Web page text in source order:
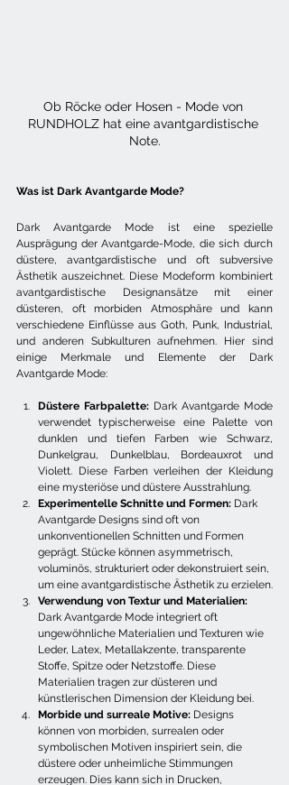
Ob Röcke oder Hosen - Mode von
RUNDHOLZ hat eine avantgardistische
Note.
Was ist Dark Avantgarde Mode?
Dark Avantgarde Mode ist eine spezielle
Ausprägung der Avantgarde-Mode, die sich durch
düstere, avantgardistische und oft subversive
Ästhetik auszeichnet. Diese Modeform kombiniert
avantgardistische Designansätze mit einer
düsteren, oft morbiden Atmosphäre und kann
verschiedene Einflüsse aus Goth, Punk, Industrial,
und anderen Subkulturen aufnehmen. Hier sind
einige Merkmale und Elemente der Dark
Avantgarde Mode:
Düstere Farbpalette: Dark Avantgarde Mode
verwendet typischerweise eine Palette von
dunklen und tiefen Farben wie Schwarz,
Dunkelgrau, Dunkelblau, Bordeauxrot und
Violett. Diese Farben verleihen der Kleidung
eine mysteriöse und düstere Ausstrahlung.
Experimentelle Schnitte und Formen: Dark
Avantgarde Designs sind oft von
unkonventionellen Schnitten und Formen
geprägt. Stücke können asymmetrisch,
voluminös, strukturiert oder dekonstruiert sein,
um eine avantgardistische Ästhetik zu erzielen.
Verwendung von Textur und Materialien:
Dark Avantgarde Mode integriert oft
ungewöhnliche Materialien und Texturen wie
Leder, Latex, Metallakzente, transparente
Stoffe, Spitze oder Netzstoffe. Diese
Materialien tragen zur düsteren und
künstlerischen Dimension der Kleidung bei.
Morbide und surreale Motive: Designs
können von morbiden, surrealen oder
symbolischen Motiven inspiriert sein, die
düstere oder unheimliche Stimmungen
erzeugen. Dies kann sich in Drucken,